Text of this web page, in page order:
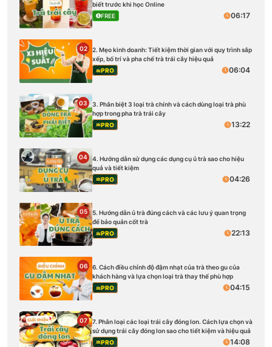
biết trước khi học Online
FREE
06:17
02
2. Mẹo kinh doanh: Tiết kiệm thời gian với quy trình sắp
xếp, bố trí và pha chế trà trái cây hiệu quả
PRO
06:04
03
3. Phân biệt 3 loại trà chính và cách dùng loại trà phù
hợp trong pha trà trái cây
PRO
13:22
04
4. Hướng dẫn sử dụng các dụng cụ ủ trà sao cho hiệu
quả và tiết kiệm
PRO
04:26
05
5. Hướng dẫn ủ trà đúng cách và các lưu ý quan trọng
để bảo quản cốt trà
PRO
22:13
06
6. Cách điều chỉnh độ đậm nhạt của trà theo gu của
khách hàng và lựa chọn loại trà thay thế phù hợp
PRO
04:15
07
7. Phân loại các loại trái cây đóng lon. Cách lựa chọn và
sử dụng trái cây đóng lon sao cho tiết kiệm và hiệu quả
PRO
14:08